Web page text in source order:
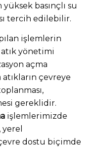
basınçlı su
tercih edilebilir.
işlemlerin
yönetimi
açma
atıkların çevreye
gereklidir.
işlemlerimizde
dostu biçimde